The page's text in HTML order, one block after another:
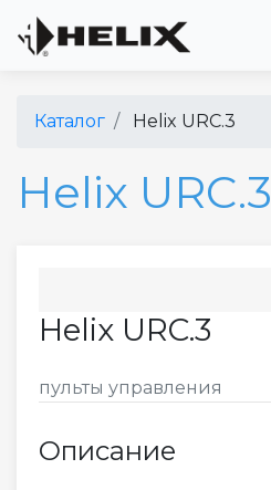
Каталог Helix URC.3
Helix URC.3
Helix URC.3
пульты управления
Описание